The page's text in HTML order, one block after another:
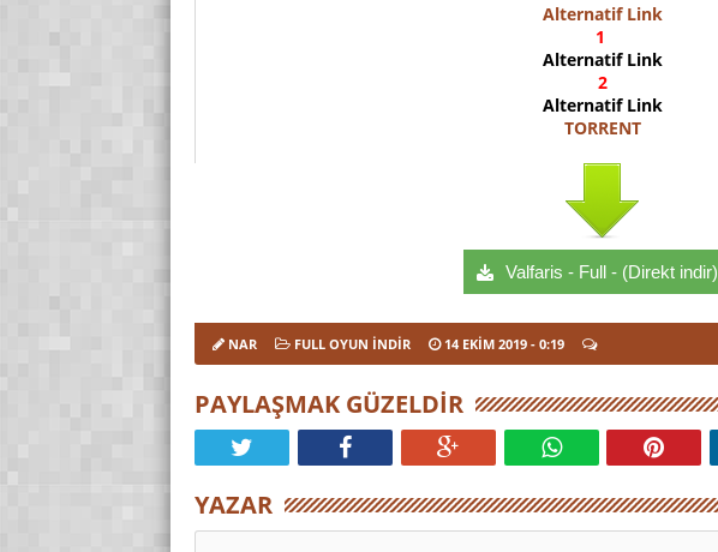
Alternatif Link
1
Alternatif Link
2
Alternatif Link
TORRENT
Valfaris - Full - (Direkt indir)
NAR FULL OYUN İNDIR 14 EKIM 2019 - 0:19
PAYLAŞMAK GÜZELDIR
YAZAR